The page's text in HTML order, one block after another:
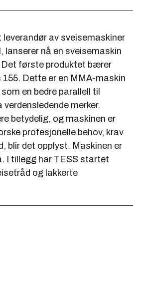
leverandør av sveisemaskiner
lanserer nå en sveisemaskin
Det første produktet bærer
Dette er en MMA-maskin
en bedre parallell til
merker.
betydelig, og maskinen er
profesjonelle behov, krav
blir det opplyst. Maskinen er
I tillegg har TESS startet
og lakkerte